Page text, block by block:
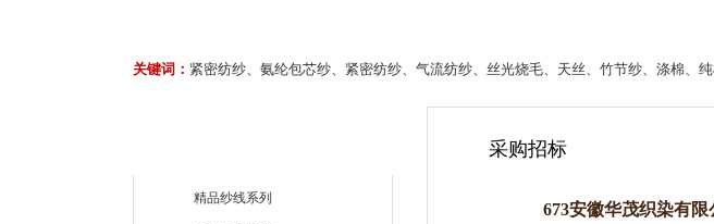
关键词： 紧密纺纱、氨纶包芯纱、紧密纺纱、气流纺纱、丝光烧毛、天丝、竹节纱、涤棉、
精品纱线系列
采购招标
673安徽华茂织染有